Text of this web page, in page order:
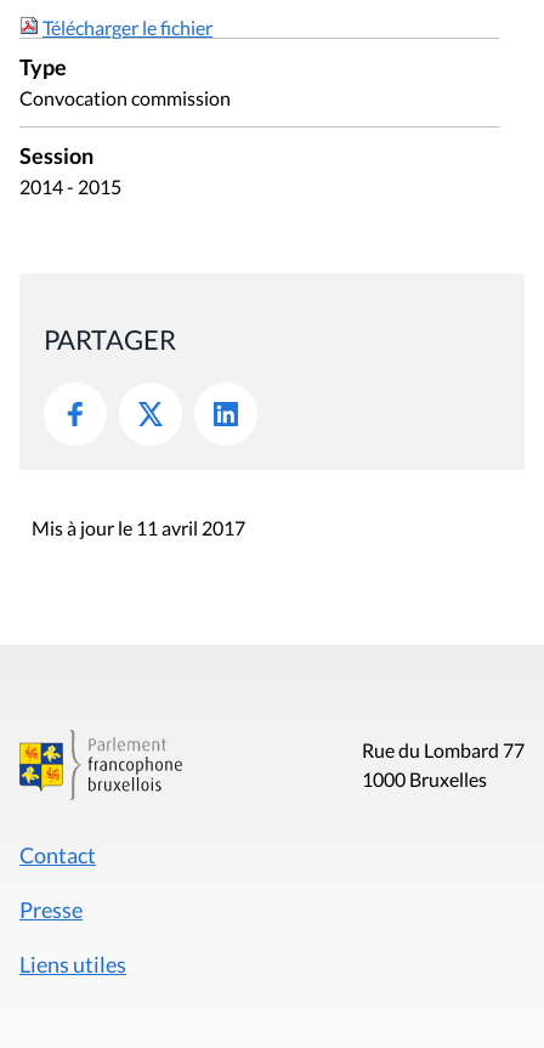
Télécharger le fichier
Type
Convocation commission
Session
2014 - 2015
PARTAGER
Mis à jour le 11 avril 2017
Rue du Lombard 77
1000 Bruxelles
Contact
Presse
Liens utiles